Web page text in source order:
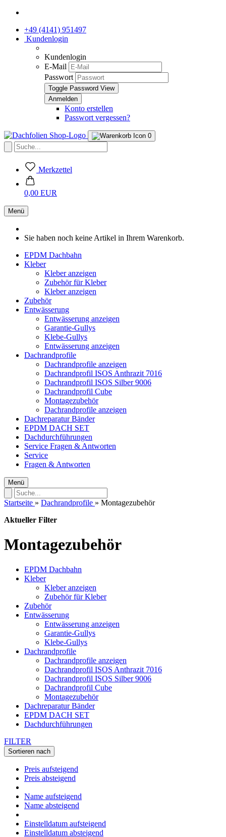
+49 (4141) 951497
Kundenlogin
Kundenlogin
E-Mail
Passwort
Toggle Password View
Konto erstellen
Passwort vergessen?
0
Merkzettel
0,00 EUR
Menü
Sie haben noch keine Artikel in Ihrem Warenkorb.
EPDM Dachbahn
Kleber
Kleber anzeigen
Zubehör für Kleber
Kleber anzeigen
Zubehör
Entwässerung
Entwässerung anzeigen
Garantie-Gullys
Klebe-Gullys
Entwässerung anzeigen
Dachrandprofile
Dachrandprofile anzeigen
Dachrandprofil ISOS Anthrazit 7016
Dachrandprofil ISOS Silber 9006
Dachrandprofil Cube
Montagezubehör
Dachrandprofile anzeigen
Dachreparatur Bänder
EPDM DACH SET
Dachdurchführungen
Service Fragen & Antworten
Service
Fragen & Antworten
Menü
Startseite » Dachrandprofile » Montagezubehör
Aktueller Filter
Montagezubehör
EPDM Dachbahn
Kleber
Kleber anzeigen
Zubehör für Kleber
Zubehör
Entwässerung
Entwässerung anzeigen
Garantie-Gullys
Klebe-Gullys
Dachrandprofile
Dachrandprofile anzeigen
Dachrandprofil ISOS Anthrazit 7016
Dachrandprofil ISOS Silber 9006
Dachrandprofil Cube
Montagezubehör
Dachreparatur Bänder
EPDM DACH SET
Dachdurchführungen
FILTER
Sortieren nach
Preis aufsteigend
Preis absteigend
Name aufsteigend
Name absteigend
Einstelldatum aufsteigend
Einstelldatum absteigend